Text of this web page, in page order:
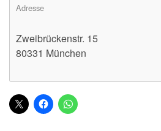
Adresse
Zweibrückenstr. 15
80331 München